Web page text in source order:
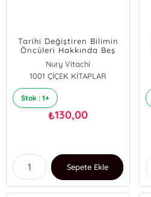
Tarihi Değiştiren Bilimin
Öncüleri Hakkında Beş
Şaşırtıcı Öykü
Nury Vitachi
1001 ÇİÇEK KİTAPLAR
Stok : 1+
₺130,00
Sepete Ekle